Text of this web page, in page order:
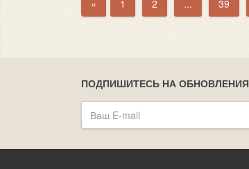
« 1 2 ... 39
ПОДПИШИТЕСЬ НА ОБНОВЛЕНИЯ